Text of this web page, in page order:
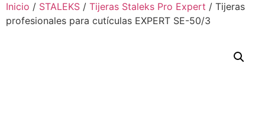
Inicio / STALEKS / Tijeras Staleks Pro Expert / Tijeras
profesionales para cutículas EXPERT SE-50/3